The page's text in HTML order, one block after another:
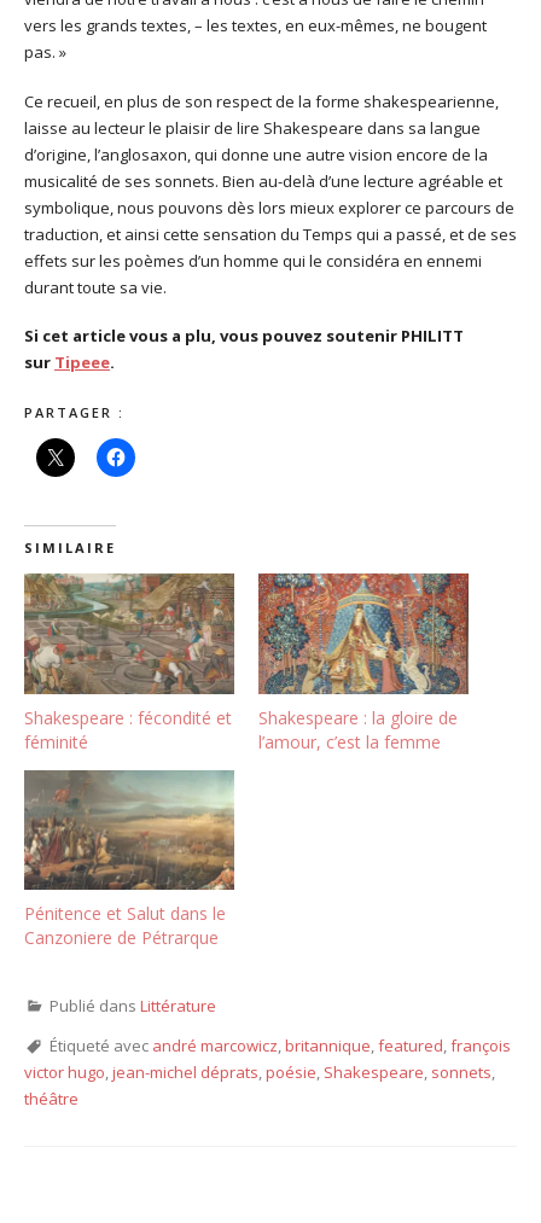
vers les grands textes, – les textes, en eux-mêmes, ne bougent
pas. »
Ce recueil, en plus de son respect de la forme shakespearienne,
laisse au lecteur le plaisir de lire Shakespeare dans sa langue
d’origine, l’anglosaxon, qui donne une autre vision encore de la
musicalité de ses sonnets. Bien au-delà d’une lecture agréable et
symbolique, nous pouvons dès lors mieux explorer ce parcours de
traduction, et ainsi cette sensation du Temps qui a passé, et de ses
effets sur les poèmes d’un homme qui le considéra en ennemi
durant toute sa vie.
Si cet article vous a plu, vous pouvez soutenir PHILITT
sur Tipeee.
PARTAGER :
SIMILAIRE
Shakespeare : fécondité et
féminité
Shakespeare : la gloire de
l’amour, c’est la femme
Pénitence et Salut dans le
Canzoniere de Pétrarque
Publié dans Littérature
Étiqueté avec andré marcowicz britannique featured françois
victor hugo jean-michel déprats poésie Shakespeare sonnets
théâtre